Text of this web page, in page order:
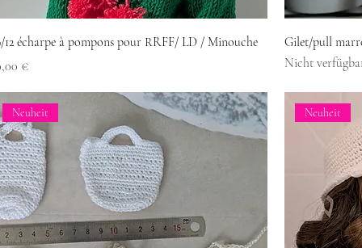
12 écharpe à pompons pour RRFF/ LD / Minouche
€
Gilet/pull
Nicht
Neuheit Neuheit